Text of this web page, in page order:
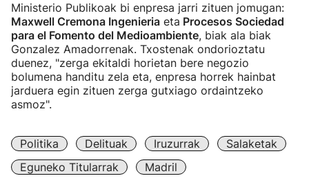
Ministerio Publikoak bi enpresa jarri zituen jomugan:
Maxwell Cremona Ingenieria eta Procesos Sociedad
para el Fomento del Medioambiente, biak ala biak
Gonzalez Amadorrenak. Txostenak ondorioztatu
duenez, "zerga ekitaldi horietan bere negozio
bolumena handitu zela eta, enpresa horrek hainbat
jarduera egin zituen zerga gutxiago ordaintzeko
asmoz".
Politika Delituak Iruzurrak
Salaketak
Eguneko Titularrak
Madril